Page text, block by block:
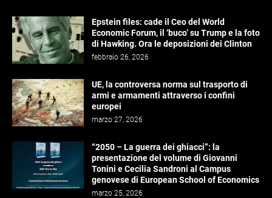
Epstein files: cade il Ceo del World
Economic Forum, il ‘buco’ su Trump e la foto
di Hawking. Ora le deposizioni dei Clinton
febbraio 26, 2026
UE, la controversa norma sul trasporto di
armi e armamenti attraverso i confini
europei
marzo 27, 2026
“2050 – La guerra dei ghiacci”: la
presentazione del volume di Giovanni
Tonini e Cecilia Sandroni al Campus
genovese di European School of Economics
marzo 25, 2026